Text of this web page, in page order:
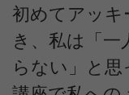
初めてアッキ
き、私は「
らない」と思